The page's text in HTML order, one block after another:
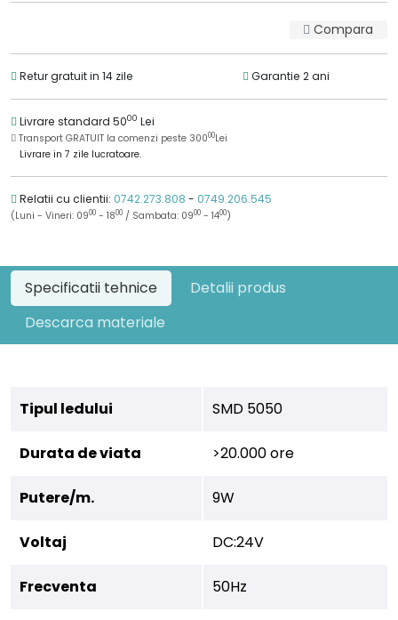
Compara
Retur gratuit in 14 zile Garantie 2 ani
Livrare standard 5000 Lei
Transport GRATUIT la comenzi peste 30000Lei
Livrare in 7 zile lucratoare.
Relatii cu clientii: 0742.273.808 - 0749.206.545
(Luni - Vineri: 0900 - 1800 / Sambata: 0900 - 1400)
Specificatii tehnice
Detalii produs
Descarca materiale
Tipul ledului SMD 5050
Durata de viata >20.000 ore
Putere/m. 9W
Voltaj DC:24V
Frecventa 50Hz